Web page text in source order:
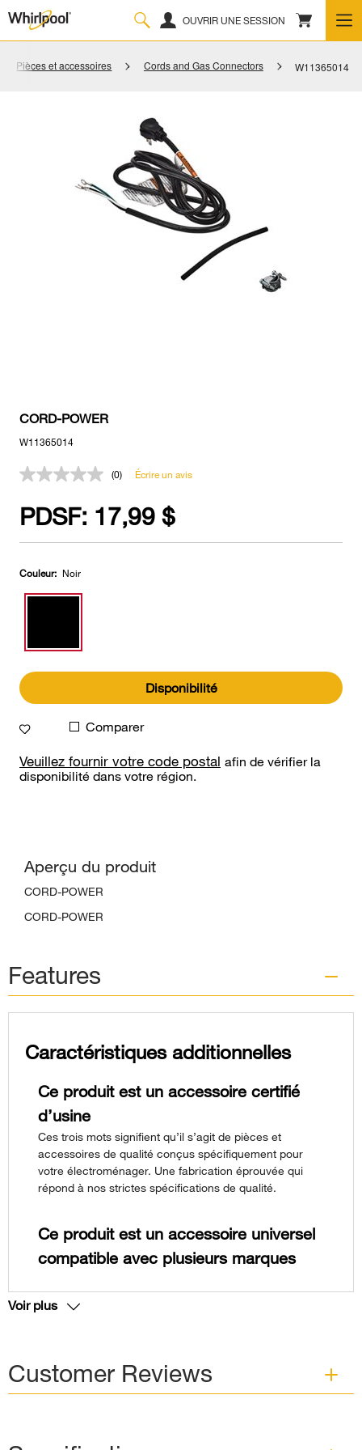
OUVRIR UNE SESSION
Pièces et accessoires Cords and Gas Connectors W11365014
CORD-POWER
W11365014
Aucune
pour
ce
produit.
Lien
(0) Écrire un avis
PDSF: 17,99 $
Couleur: Noir
Disponibilité
Comparer
Veuillez fournir votre code postal afin de vérifier la
disponibilité dans votre région.
Aperçu du produit
CORD-POWER
CORD-POWER
Features
Caractéristiques additionnelles
Ce produit est un accessoire certifié
d’usine
Ces trois mots signifient qu’il s’agit de pièces et
accessoires de qualité conçus spécifiquement pour
votre électroménager. Une fabrication éprouvée qui
répond à nos strictes spécifications de qualité.
Ce produit est un accessoire universel
compatible avec plusieurs marques
Voir plus
Customer Reviews